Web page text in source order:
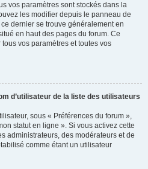
vos paramètres sont stockés dans la
les modifier depuis le panneau de
dernier se trouve généralement en
en haut des pages du forum. Ce
vos paramètres et toutes vos
d’utilisateur de la liste des utilisateurs
sous « Préférences du forum »,
statut en ligne ». Si vous activez cette
administrateurs, des modérateurs et de
comme étant un utilisateur